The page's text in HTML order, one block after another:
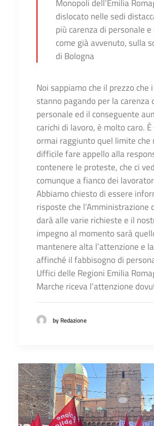
Monopoli dell’Emilia
dislocato nelle sedi
più carenza di personale e
come già avvenuto, sulla
di Bologna
Noi sappiamo che il prezzo che
stanno pagando per la carenza
personale ed il conseguente
carichi di lavoro, è molto caro.
ormai raggiunto quel limite che
difficile fare appello alla
contenere le proteste, che ci
comunque a fianco dei
Abbiamo chiesto di essere
risposte che l’Amministrazione
darà alle varie richieste e il
impegno al momento sarà
mantenere alta l’attenzione e
affinché il fabbisogno di
Uffici delle Regioni Emilia
Marche riceva l’attenzione
by Redazione